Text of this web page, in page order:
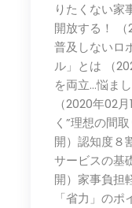
りたくない家
開放する！ （
普及しないロ
ル」とは （
を両立…悩ま
（2020年02
く”理想の間
開）認知度８
サービスの基
開）家事負担
「省力」の